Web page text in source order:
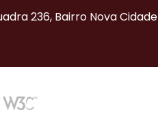
236, Bairro Nova Cidade